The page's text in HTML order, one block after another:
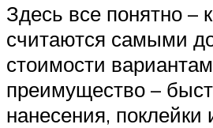
Здесь все понятно –
считаются самыми
стоимости
преимущество –
нанесения, поклейки